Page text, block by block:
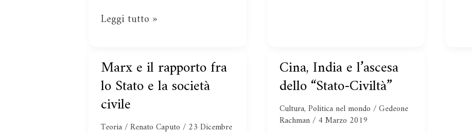
Leggi tutto »
Marx e il rapporto fra
lo Stato e la società
civile
Teoria/Renato Caputo / 23 Dicembre
Marx
e
il
rapporto
fra
Cina, India e l’ascesa
dello “Stato-Civiltà”
Cultura, Politica nel mondo /Gedeone
Rachman/ 4 Marzo 2019
Cina,
India
e
l’ascesa
dello